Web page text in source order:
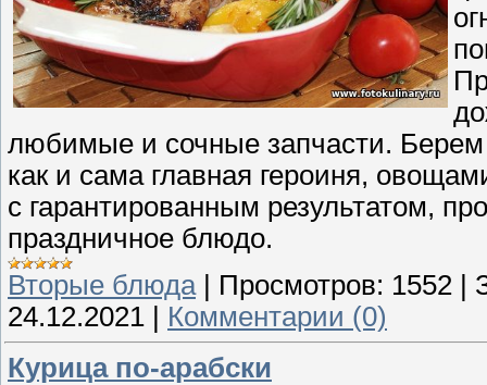
любимые и сочные запчасти.
как и сама главная героиня,
с гарантированным результатом,
праздничное блюдо.
Вторые блюда | Просмотров: 1552 |
24.12.2021 | Комментарии (0)
Курица по-арабски